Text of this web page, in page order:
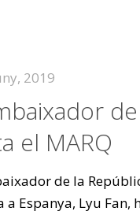
2019
el MARQ
de la
a Espanya, Lyu Fan,